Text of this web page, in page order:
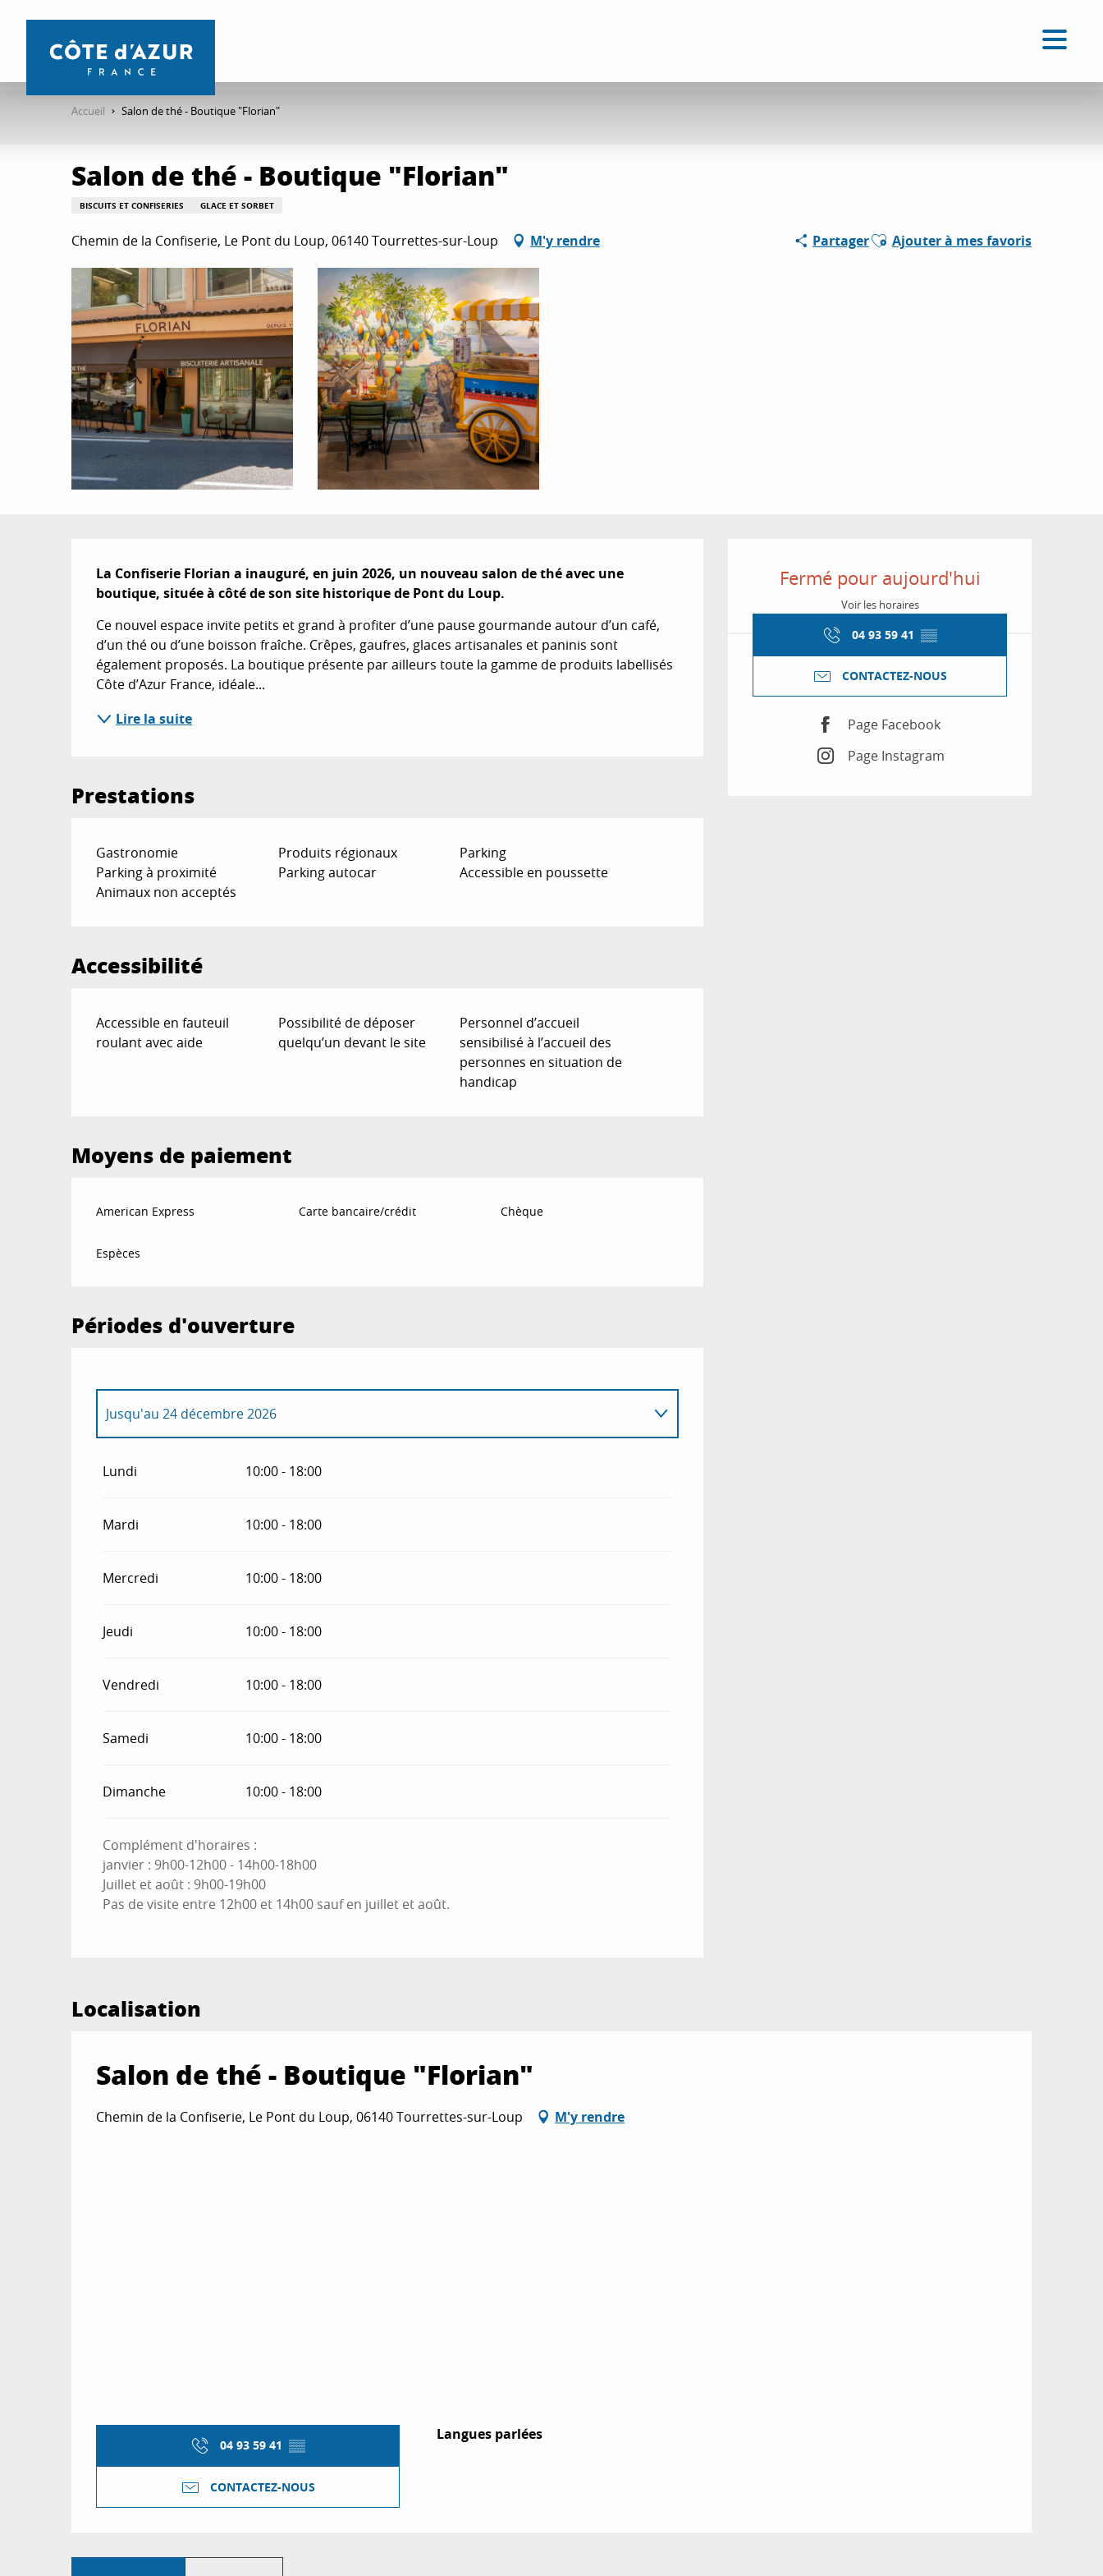
contenu
Accueil Salon de thé - Boutique "Florian"
Salon de thé - Boutique "Florian"
BISCUITS ET CONFISERIES GLACE ET SORBET
Chemin de la Confiserie, Le Pont du Loup, 06140 Tourrettes-sur-Loup M'y rendre PartagerAjouter aux favoris
Ajouter à mes favoris
Ouverture et
Fermé pour aujourd'hui
Voir les horaires
04 93 59 41 ▒▒
CONTACTEZ-NOUS
Page Facebook
Page Instagram
Description
La Confiserie Florian a inauguré, en juin 2026, un nouveau salon de thé avec une
boutique, située à côté de son site historique de Pont du Loup.
Ce nouvel espace invite petits et grand à profiter d’une pause gourmande autour d’un café,
d’un thé ou d’une boisson fraîche. Crêpes, gaufres, glaces artisanales et paninis sont
également proposés. La boutique présente par ailleurs toute la gamme de produits labellisés
Côte d’Azur France, idéale...
Lire la suite
Prestations
Gastronomie Produits régionaux
Parking
Parking à proximité
Parking autocar
Accessible en poussette
Animaux non acceptés
Accessibilité
Accessible en fauteuil
roulant avec aide
Possibilité de déposer
quelqu’un devant le site
Personnel d’accueil
sensibilisé à l’accueil des
personnes en situation de
handicap
Moyens de paiement
American Express Carte bancaire/crédit Chèque
Espèces
Périodes d'ouverture
Jusqu'au 24 décembre 2026
Lundi 10:00 - 18:00
Mardi 10:00 - 18:00
Mercredi 10:00 - 18:00
Jeudi 10:00 - 18:00
Vendredi 10:00 - 18:00
Samedi 10:00 - 18:00
Dimanche 10:00 - 18:00
Complément d'horaires :
janvier : 9h00-12h00 - 14h00-18h00
Juillet et août : 9h00-19h00
Pas de visite entre 12h00 et 14h00 sauf en juillet et août.
Localisation
Salon de thé - Boutique "Florian"
Chemin de la Confiserie, Le Pont du Loup, 06140 Tourrettes-sur-Loup M'y rendre
04 93 59 41 ▒▒
CONTACTEZ-NOUS
Langues parlées
Langues parlées